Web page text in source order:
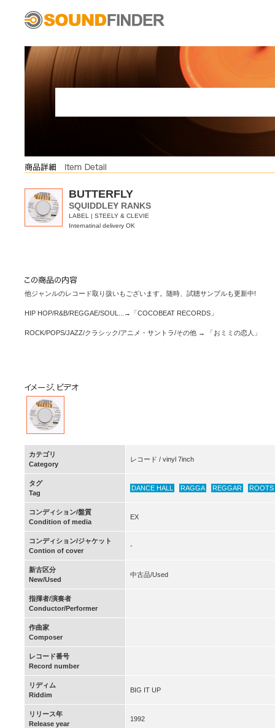
BUTTERFLY
SQUIDDLEY RANKS
LABEL | STEELY & CLEVIE
Internatinal delivery OK
他ジャンルのレコード取り扱いもございます。随時、試聴サンプルも更新中!
HIP HOP/R&B/REGGAE/SOUL...→「COCOBEAT RECORDS」
ROCK/POPS/JAZZ/クラシック/アニメ・サントラ/その他 → 「おミミの恋人」
カテゴリ
Category
レコード / vinyl 7inch
タグ
Tag
DANCE HALL RAGGA REGGAR ROOTS
コンディション/盤質
Condition of media
EX
コンディション/ジャケット
Contion of cover
-
新古区分
New/Used
中古品/Used
指揮者/演奏者
Conductor/Performer
作曲家
Composer
レコード番号
Record number
リディム
Riddim
BIG IT UP
リリース年
Release year
1992